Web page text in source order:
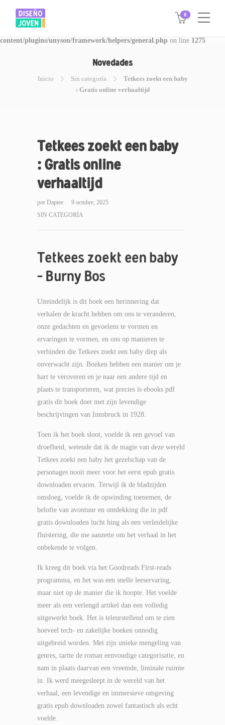
Warning: Invalid argument supplied for foreach() in
/www/disegnojoven.com.ar/htdocs/wp-
content/plugins/unyson/framework/helpers/general.php on line 1275
0
Novedades
Inicio Sin categoría
Tetkees zoekt een baby
: Gratis online verhaaltijd
Tetkees zoekt een baby
: Gratis online
verhaaltijd
por Daptee
9 octubre, 2025
SIN CATEGORÍA
Tetkees zoekt een baby
– Burny Bos
Uiteindelijk is dit boek een herinnering dat
verhalen de kracht hebben om ons te veranderen,
onze gedachten en gevoelens te vormen en
ervaringen te vormen, en ons op manieren te
verbinden die Tetkees zoekt een baby diep als
onverwacht zijn. Boeken hebben een manier om je
hart te veroveren en je naar een andere tijd en
plaats te transporteren, wat precies is ebooks pdf
gratis dit boek doet met zijn levendige
beschrijvingen van Innsbruck in 1928.
Toen ik het boek sloot, voelde ik een gevoel van
droefheid, wetende dat ik de magie van deze wereld
Tetkees zoekt een baby het gezelschap van de
personages nooit meer voor het eerst epub gratis
downloaden ervaren. Terwijl ik de bladzijden
omsloeg, voelde ik de opwinding toenemen, de
belofte van avontuur en ontdekking die in pdf
gratis downloaden lucht hing als een verleidelijke
fluistering, die me aanzette om het verhaal in het
onbekende te volgen.
Ik kreeg dit boek via het Goodreads First-reads
programma, en het was een snelle leeservaring,
maar niet op de manier die ik hoopte. Het voelde
meer als een verlengd artikel dan een volledig
uitgewerkt boek. Het is teleurstellend om te zien
hoeveel tech- en zakelijke boeken onnodig
uitgebreid worden. Met zijn unieke mengeling van
genres, tartte de roman eenvoudige categorisatie, en
nam in plaats daarvan een vreemde, liminale ruimte
in. Ik werd meegesleept in de wereld van het
verhaal, een levendige en immersieve omgeving
gratis epub downloaden zowel fantastisch als echt
voelde.